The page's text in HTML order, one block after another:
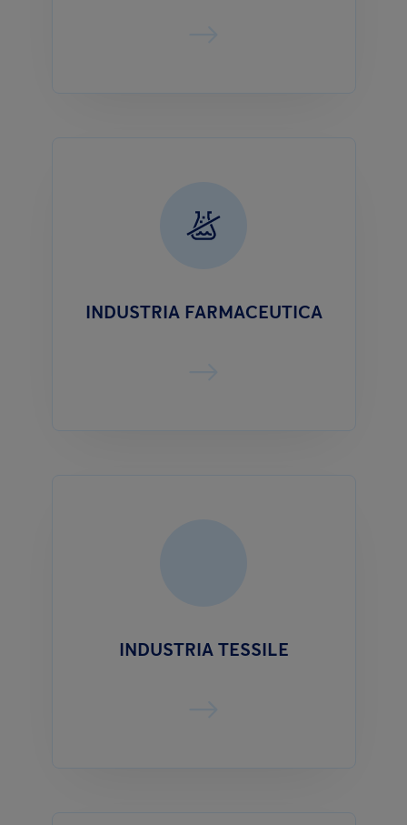
INDUSTRIA FARMACEUTICA
INDUSTRIA TESSILE